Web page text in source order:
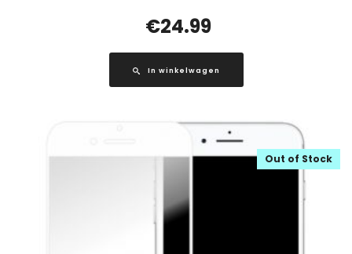
€24.99
In winkelwagen
Out of Stock